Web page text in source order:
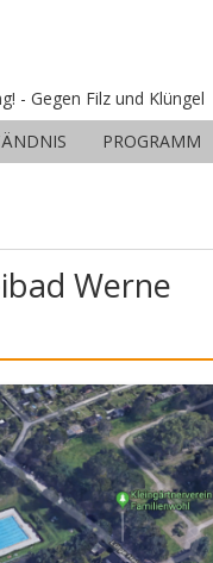
- Gegen Filz und Klüngel
PROGRAMM
Werne